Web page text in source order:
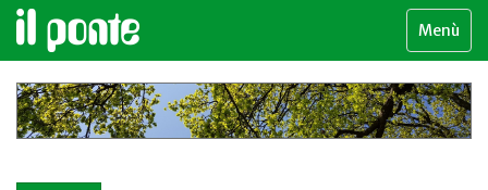
Menù